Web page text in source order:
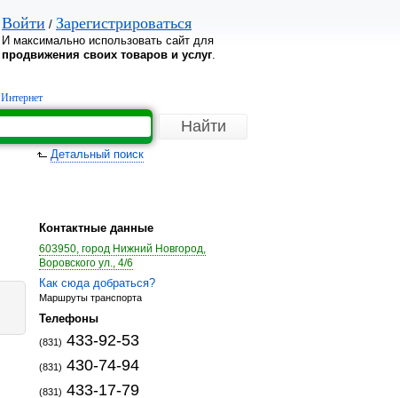
Войти / Зарегистрироваться
И максимально использовать сайт для
продвижения своих товаров и услуг.
Интернет
Детальный поиск
Контактные данные
603950, город Нижний Новгород,
Воровского ул., 4/6
Как сюда добраться?
Маршруты транспорта
Телефоны
(831) 433-92-53
(831) 430-74-94
(831) 433-17-79